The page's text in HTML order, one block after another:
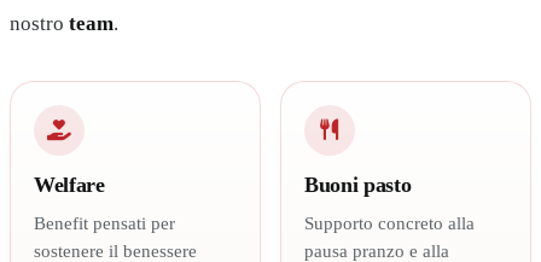
nostro team.
Welfare
Benefit pensati per
sostenere il benessere
Buoni pasto
Supporto concreto alla
pausa pranzo e alla